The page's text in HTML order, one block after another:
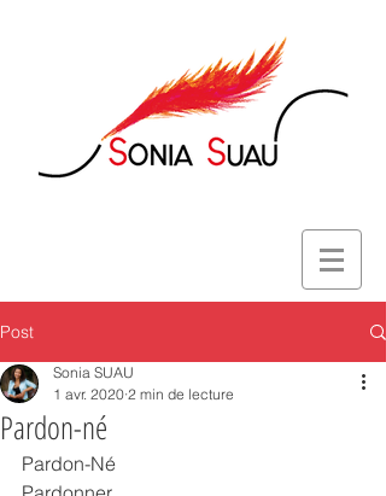
Post
Pardon-né
Sonia SUAU
1 avr. 2020 2 min de lecture
Pardon-Né